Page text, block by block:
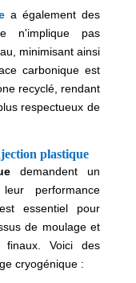
a également des
n'implique pas
minimisant ainsi
carbonique est
recyclé, rendant
respectueux de
plastique
demandent un
performance
essentiel pour
de moulage et
Voici des
cryogénique :